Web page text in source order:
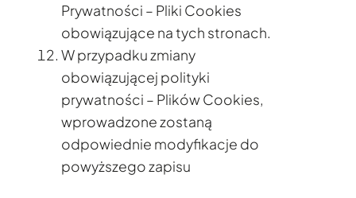
Prywatności – Pliki Cookies
obowiązujące na tych stronach.
W przypadku zmiany
obowiązującej polityki
prywatności – Plików Cookies,
wprowadzone zostaną
odpowiednie modyfikacje do
powyższego zapisu